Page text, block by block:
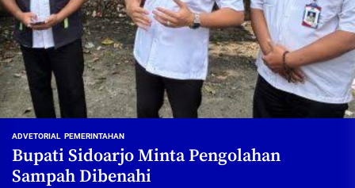
ADVETORIAL PEMERINTAHAN
Bupati Sidoarjo Minta Pengolahan
Sampah Dibenahi